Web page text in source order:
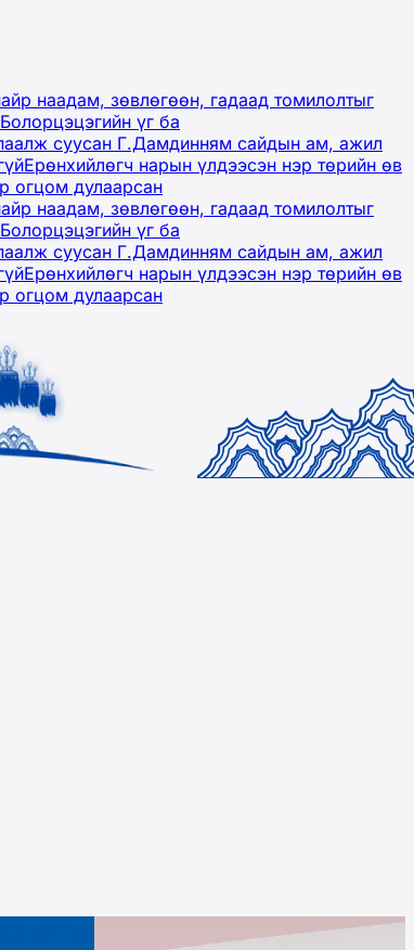
наадам, зөвлөгөөн, гадаад томилолтыг
үг ба
суусан Г.Дамдинням сайдын ам, ажил
Ерөнхийлөгч нарын үлдээсэн нэр төрийн өв
огцом дулаарсан
наадам, зөвлөгөөн, гадаад томилолтыг
үг ба
суусан Г.Дамдинням сайдын ам, ажил
Ерөнхийлөгч нарын үлдээсэн нэр төрийн өв
огцом дулаарсан